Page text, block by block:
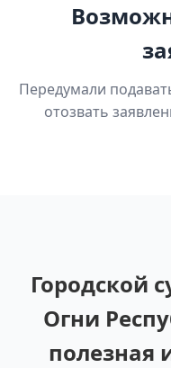
Передумали
отозвать
Городской
Огни
полезная